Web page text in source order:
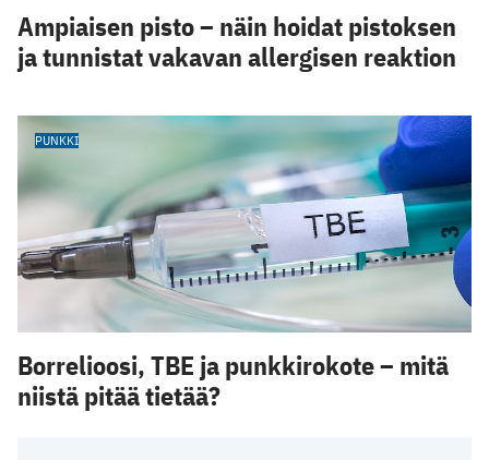
Ampiaisen pisto – näin hoidat pistoksen
ja tunnistat vakavan allergisen reaktion
PUNKKI
Borrelioosi, TBE ja punkkirokote – mitä
niistä pitää tietää?